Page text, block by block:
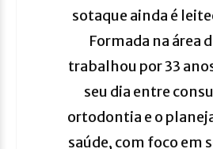
sotaque ainda é
Formada na área
trabalhou por 33
seu dia entre
ortodontia e o
saúde, com foco em